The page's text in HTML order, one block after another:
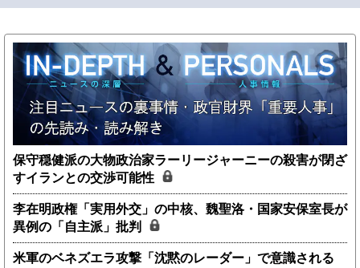
保守穏健派の大物政治家ラーリージャーニーの殺害が閉ざ
すイランとの交渉可能性
李在明政権「実用外交」の中核、魏聖洛・国家安保室長が
異例の「自主派」批判
米軍のベネズエラ攻撃「沈黙のレーダー」で意識される